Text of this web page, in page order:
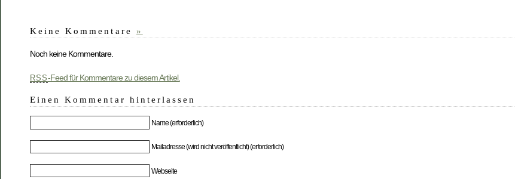
Keine Kommentare »
Noch keine Kommentare.
RSS-Feed für Kommentare zu diesem Artikel.
Einen Kommentar hinterlassen
Name (erforderlich)
Mailadresse (wird nicht veröffentlicht) (erforderlich)
Webseite